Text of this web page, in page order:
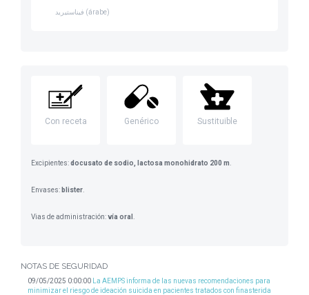
فيناستيريد (árabe)
Con receta Genérico Sustituible
Excipientes:docusato de sodio, lactosa monohidrato 200 m
Envases: blister
Vias de administración:vía oral
NOTAS DE SEGURIDAD
09/05/2025 0:00:00
La AEMPS informa de las nuevas recomendaciones para
minimizar el riesgo de ideación suicida en pacientes tratados con finasterida